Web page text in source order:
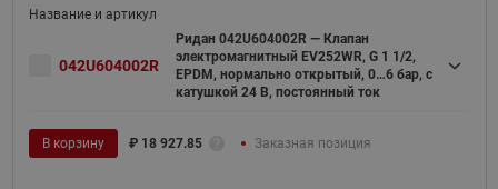
042U604002R
Ридан 042U604002R — Клапан
электромагнитный EV252WR, G 1 1/2,
EPDM, нормально открытый, 0…6 бар, с
катушкой 24 В, постоянный ток
В корзину ₽ 18 927.85 Заказная позиция